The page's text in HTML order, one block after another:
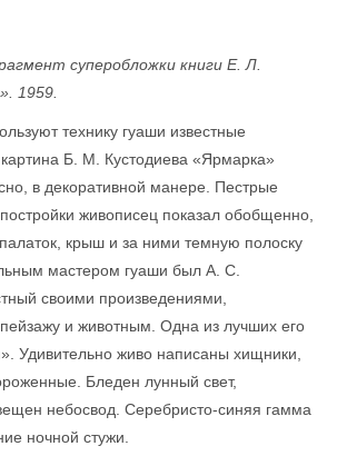
суперобложки книги Е. Л.
1959.
технику гуаши известные
Б. М. Кустодиева «Ярмарка»
в декоративной манере. Пестрые
живописец показал обобщенно,
крыш и за ними темную полоску
мастером гуаши был А. С.
своими произведениями,
и животным. Одна из лучших его
Удивительно живо написаны хищники,
Бледен лунный свет,
небосвод. Серебристо-синяя гамма
ночной стужи.